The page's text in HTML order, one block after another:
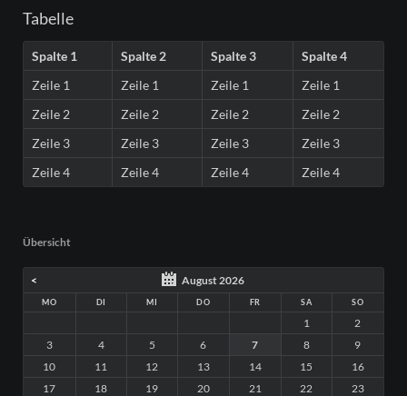
Tabelle
Spalte 1 Spalte 2 Spalte 3
Spalte 4
Zeile 1
Zeile 1 Zeile 1
Zeile 1
Zeile 2
Zeile 2 Zeile 2
Zeile 2
Zeile 3
Zeile 3 Zeile 3
Zeile 3
Zeile 4
Zeile 4 Zeile 4 Zeile 4
Übersicht
< August 2026
MO DI MI DO FR SA SO
1
2
3
4 5 6 7 8
9
10
11 12 13 14 15
16
17
18 19 20 21 22
23